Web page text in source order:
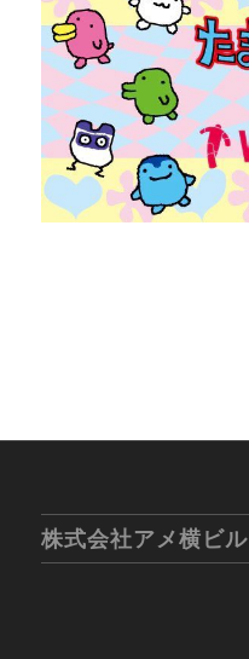
株式会社アメ横ビル